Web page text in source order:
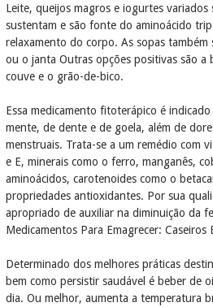
Leite, queijos magros e iogurtes variados
sustentam e são fonte do aminoácido
relaxamento do corpo. As sopas também
ou o janta Outras opções positivas são a
couve e o grão-de-bico.
Essa medicamento fitoterápico é
mente, de dente e de goela, além de
menstruais. Trata-se a um remédio com
e E, minerais como o ferro, manganês,
aminoácidos, carotenoides como o
propriedades antioxidantes. Por sua
apropriado de auxiliar na diminuição da
Medicamentos Para Emagrecer: Caseiros
Determinado dos melhores práticas
bem como persistir saudável é beber de
dia. Ou melhor, aumenta a temperatura